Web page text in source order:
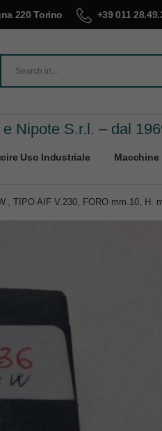
220 Torino +39 011
Nipote S.r.l. – dal
Uso Industriale Macchine
TIPO AIF V.230, FORO mm.10, H.